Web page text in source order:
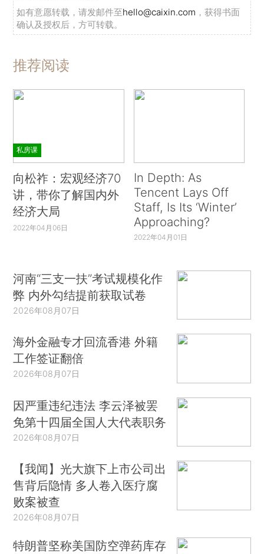
如有意愿转载，请发邮件至hello@caixin.com ，获得书面
确认及授权后，方可转载。
推荐阅读
私房课
向松祚：宏观经济70
讲，带你了解国内外
经济大局
2022年04月06日
In Depth: As
Tencent Lays Off
Staff, Is Its ‘Winter’
Approaching?
2022年04月01日
河南“三支一扶”考试规模化作
弊 内外勾结提前获取试卷
2026年08月07日
海外金融专才回流香港 外籍
工作签证翻倍
2026年08月07日
因严重违纪违法 李云泽被罢
免第十四届全国人大代表职务
2026年08月07日
【我闻】光大旗下上市公司出
售背后隐情 多人卷入医疗腐
败案被查
2026年08月07日
特朗普坚称美国防空弹药库存